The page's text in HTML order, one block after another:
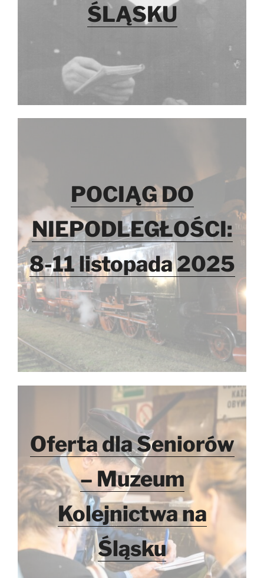
ŚLĄSKU
POCIĄG DO
NIEPODLEGŁOŚCI:
8-11 listopada 2025
Oferta dla Seniorów
– Muzeum
Kolejnictwa na
Śląsku